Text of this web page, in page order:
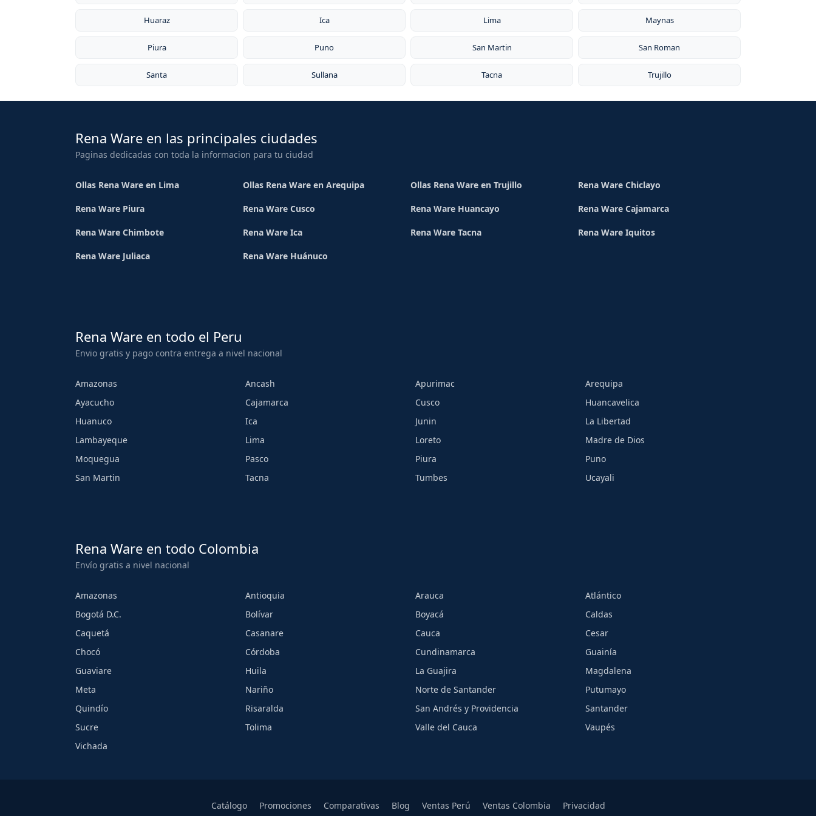
Huaraz Ica Lima Maynas
Piura Puno San Martin San Roman
Santa Sullana Tacna Trujillo
Rena Ware en las principales ciudades
Paginas dedicadas con toda la informacion para tu ciudad
Ollas Rena Ware en Lima Ollas Rena Ware en Arequipa Ollas Rena Ware en Trujillo Rena Ware Chiclayo
Rena Ware Piura Rena Ware Cusco Rena Ware Huancayo Rena Ware Cajamarca
Rena Ware Chimbote Rena Ware Ica Rena Ware Tacna Rena Ware Iquitos
Rena Ware Juliaca Rena Ware Huánuco
Rena Ware en todo el Peru
Envio gratis y pago contra entrega a nivel nacional
Amazonas Ancash Apurimac
Arequipa
Ayacucho
Cajamarca Cusco
Huancavelica
Huanuco
Ica Junin
La Libertad
Lambayeque
Lima Loreto
Madre de Dios
Moquegua
Pasco Piura
Puno
San Martin
Tacna Tumbes Ucayali
Rena Ware en todo Colombia
Envío gratis a nivel nacional
Amazonas Antioquia Arauca
Atlántico
Bogotá D.C.
Bolívar Boyacá
Caldas
Caquetá
Casanare Cauca
Cesar
Chocó
Córdoba Cundinamarca
Guainía
Guaviare
Huila La Guajira
Magdalena
Meta
Nariño Norte de Santander
Putumayo
Quindío
Risaralda San Andrés y Providencia
Santander
Sucre
Tolima Valle del Cauca
Vaupés
Vichada
Catálogo Promociones Comparativas Blog Ventas Perú Ventas Colombia Privacidad